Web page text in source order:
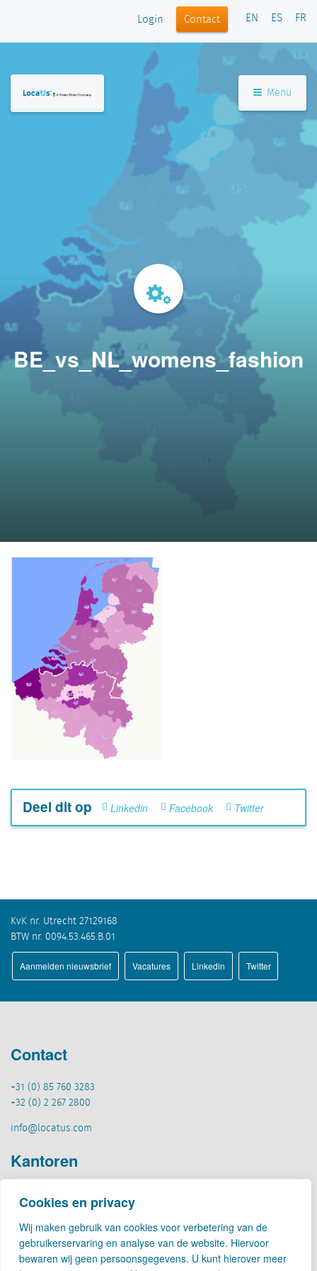
Cookies en privacy
Wij maken gebruik van cookies voor verbetering van de
gebruikerservaring en analyse van de website. Hiervoor
bewaren wij geen persoonsgegevens. U kunt hierover meer
Login Contact EN ES FR
Menu
BE_vs_NL_womens_fashion
Deel dit op Linkedin Facebook Twitter
KvK nr. Utrecht 27129168
BTW nr. 0094.53.465.B.01
Aanmelden nieuwsbrief Vacatures Linkedin Twitter
Contact
+31 (0) 85 760 3283
+32 (0) 2 267 2800
info@locatus.com
Kantoren
Creative Valley
Stationsplein 32
3511 ED Utrecht